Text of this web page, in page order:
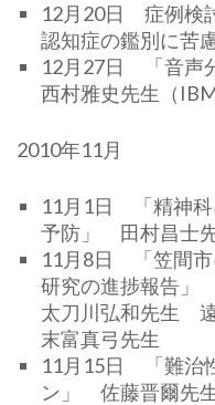
12月20日 症例検
認知症の鑑別に苦
12月27日 「音声
西村雅史先生（
2010年11月
11月1日 「精神科
予防」 田村昌士
11月8日 「笠間市
研究の進捗報告」
太刀川弘和先生
末富真弓先生
11月15日 「難治
ン」 佐藤晋爾先